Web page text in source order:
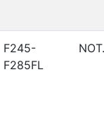
F245-
F285FL